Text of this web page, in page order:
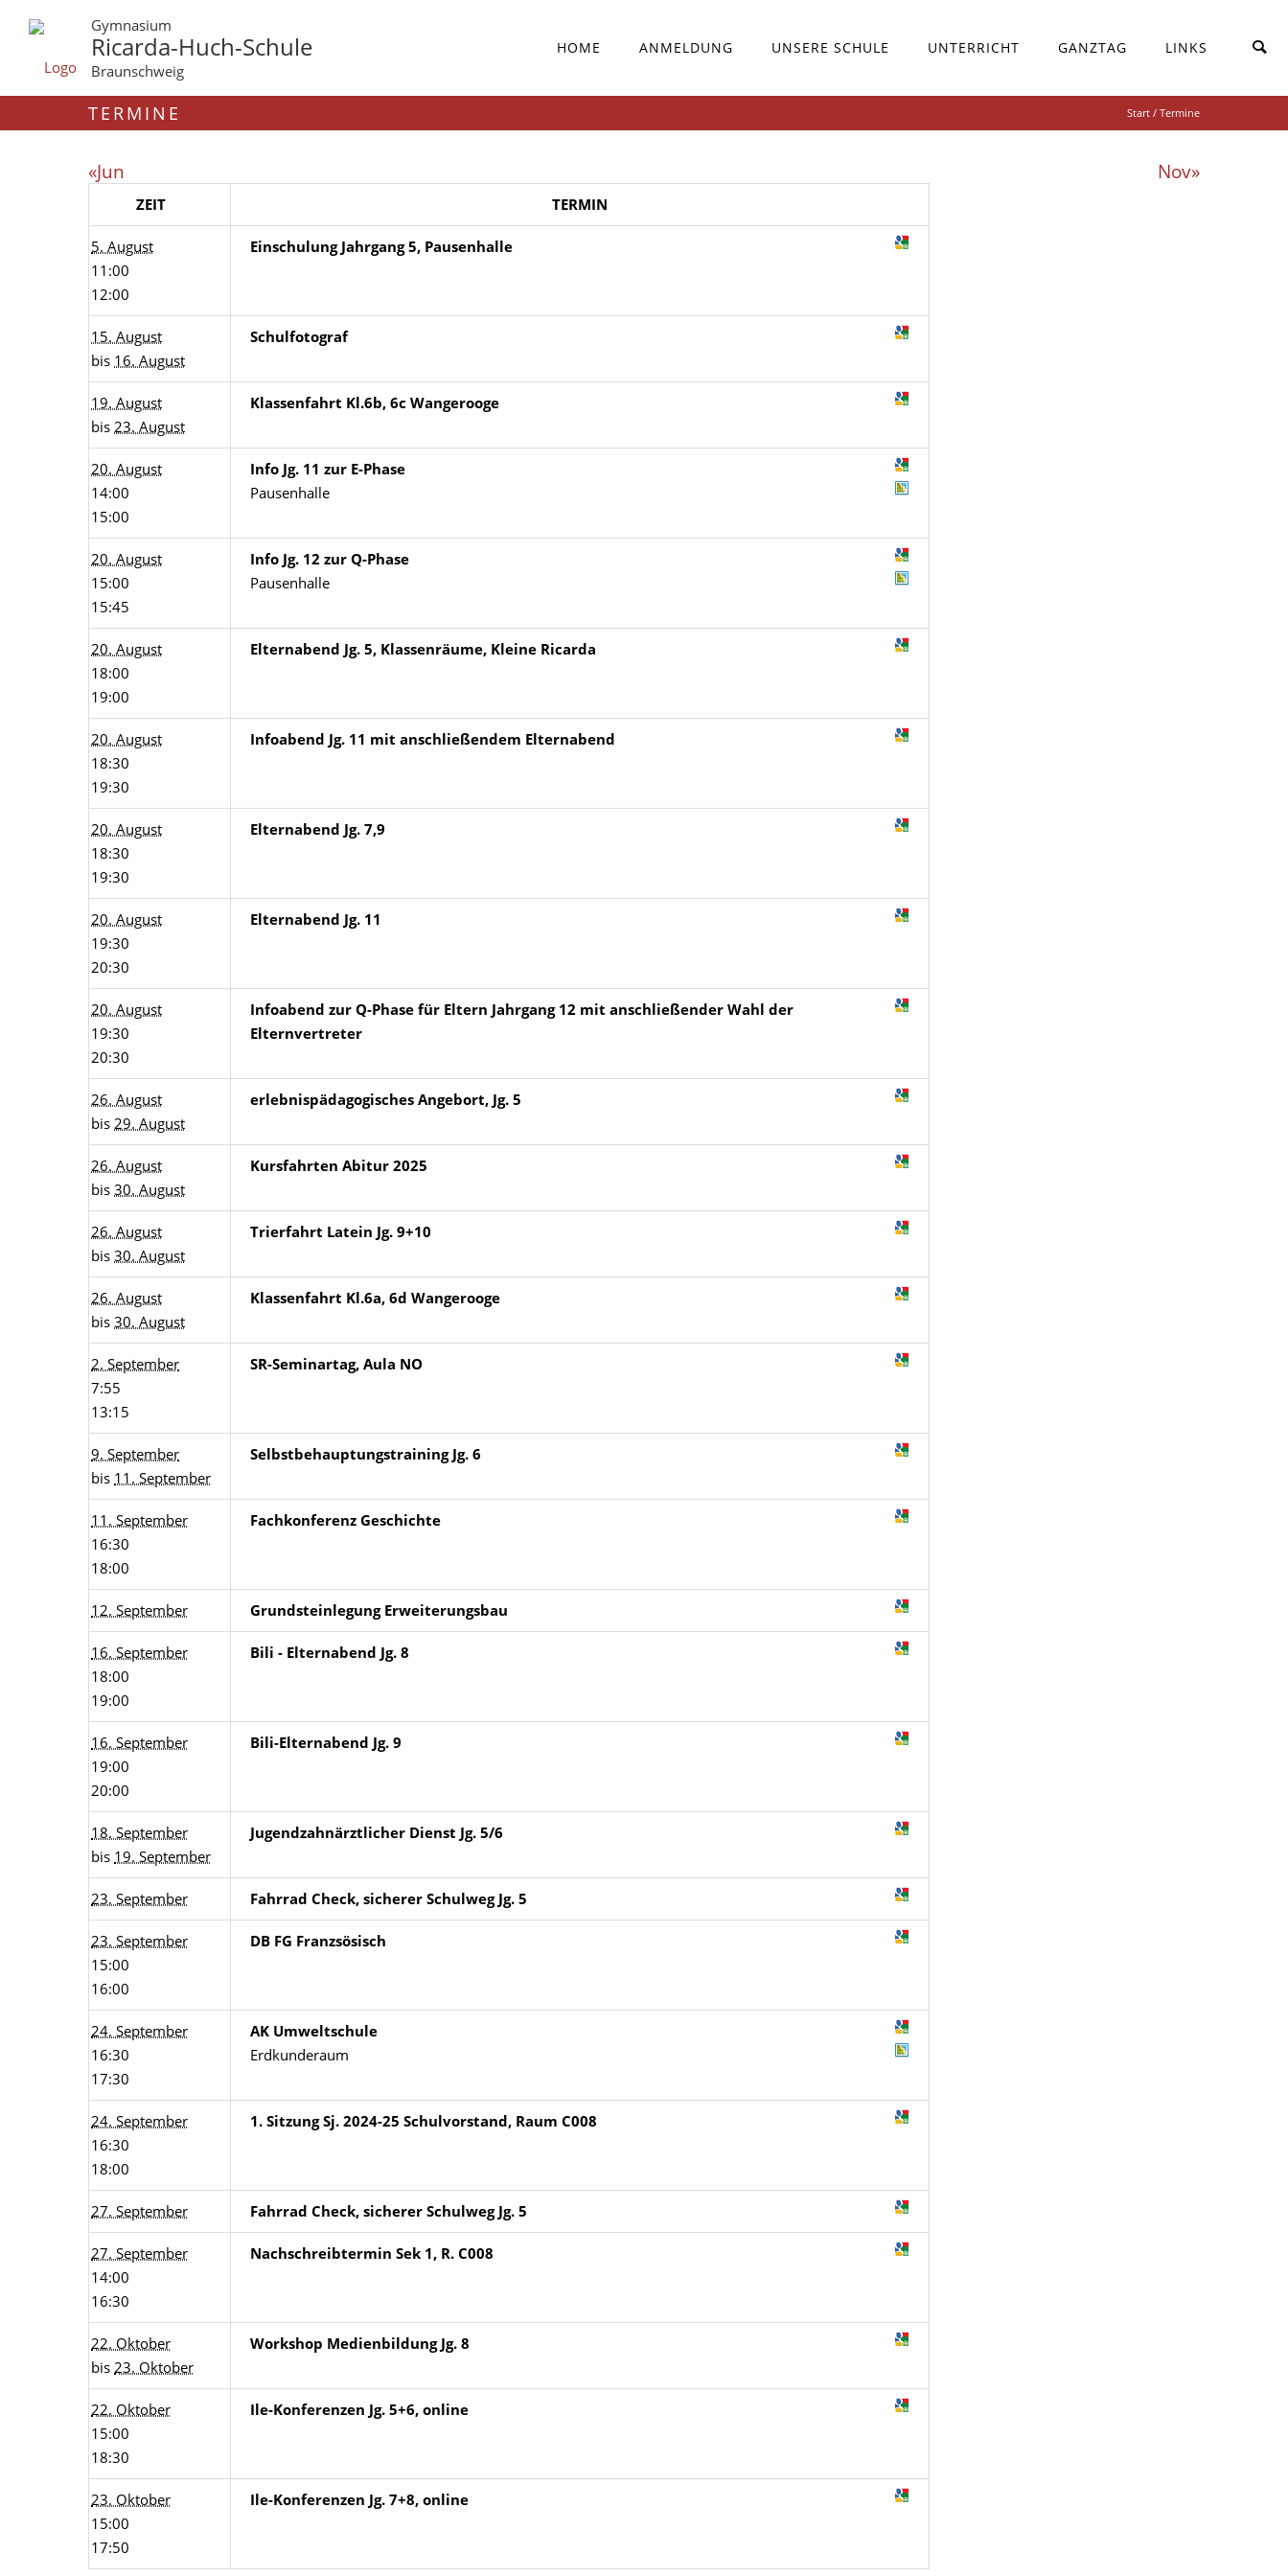
Gymnasium
Ricarda-Huch-Schule
Braunschweig
HOME ANMELDUNG UNSERE SCHULE UNTERRICHT GANZTAG LINKS
TERMINE Start / Termine
«Jun Nov»
ZEIT TERMIN
5. August
11:00
12:00
Einschulung Jahrgang 5, Pausenhalle
15. August
bis 16. August
Schulfotograf
19. August
bis 23. August
Klassenfahrt Kl.6b, 6c Wangerooge
20. August
14:00
15:00
Info Jg. 11 zur E-Phase
Pausenhalle
20. August
15:00
15:45
Info Jg. 12 zur Q-Phase
Pausenhalle
20. August
18:00
19:00
Elternabend Jg. 5, Klassenräume, Kleine Ricarda
20. August
18:30
19:30
Infoabend Jg. 11 mit anschließendem Elternabend
20. August
18:30
19:30
Elternabend Jg. 7,9
20. August
19:30
20:30
Elternabend Jg. 11
20. August
19:30
20:30
Infoabend zur Q-Phase für Eltern Jahrgang 12 mit anschließender Wahl der
Elternvertreter
26. August
bis 29. August
erlebnispädagogisches Angebort, Jg. 5
26. August
bis 30. August
Kursfahrten Abitur 2025
26. August
bis 30. August
Trierfahrt Latein Jg. 9+10
26. August
bis 30. August
Klassenfahrt Kl.6a, 6d Wangerooge
2. September
7:55
13:15
SR-Seminartag, Aula NO
9. September
bis 11. September
Selbstbehauptungstraining Jg. 6
11. September
16:30
18:00
Fachkonferenz Geschichte
12. September Grundsteinlegung Erweiterungsbau
16. September
18:00
19:00
Bili - Elternabend Jg. 8
16. September
19:00
20:00
Bili-Elternabend Jg. 9
18. September
bis 19. September
Jugendzahnärztlicher Dienst Jg. 5/6
23. September Fahrrad Check, sicherer Schulweg Jg. 5
23. September
15:00
16:00
DB FG Franzsösisch
24. September
16:30
17:30
AK Umweltschule
Erdkunderaum
24. September
16:30
18:00
1. Sitzung Sj. 2024-25 Schulvorstand, Raum C008
27. September Fahrrad Check, sicherer Schulweg Jg. 5
27. September
14:00
16:30
Nachschreibtermin Sek 1, R. C008
22. Oktober
bis 23. Oktober
Workshop Medienbildung Jg. 8
22. Oktober
15:00
18:30
Ile-Konferenzen Jg. 5+6, online
23. Oktober
15:00
17:50
Ile-Konferenzen Jg. 7+8, online